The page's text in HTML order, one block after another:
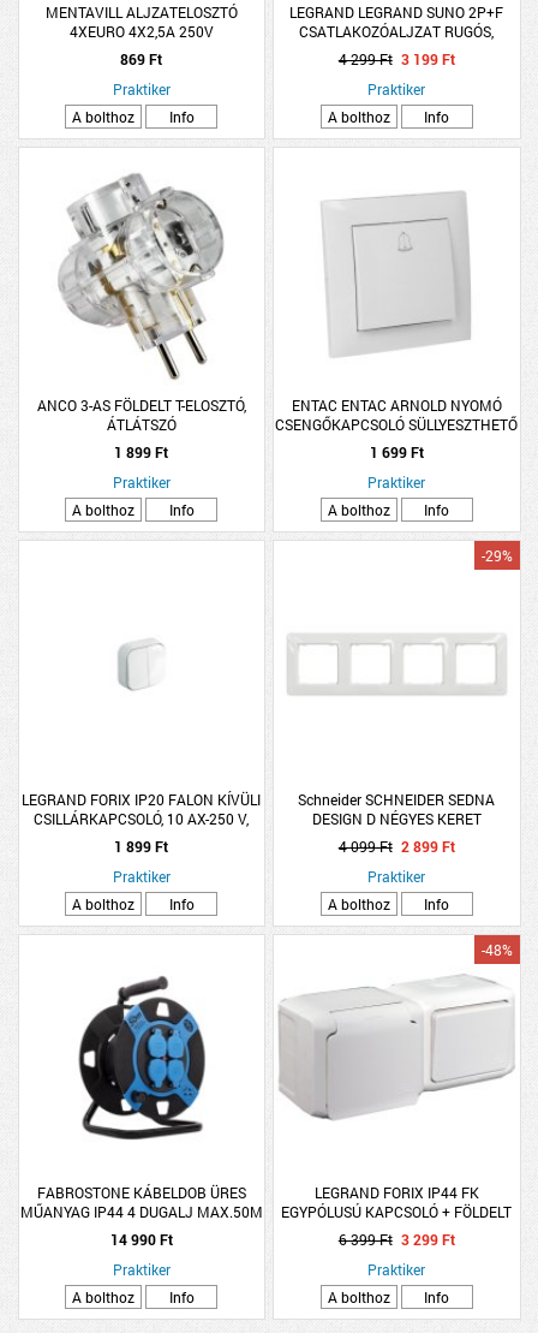
MENTAVILL ALJZATELOSZTÓ
4XEURO 4X2,5A 250V
869 Ft
Praktiker
A bolthoz
Info
LEGRAND LEGRAND SUNO 2P+F
CSATLAKOZÓALJZAT RUGÓS,
BIZTONSÁGI ZSALUVAL,
CSAPÓFEDÉLLEL IP21, FEKETE
4 299 Ft 3 199 Ft
Praktiker
A bolthoz
Info
ANCO 3-AS FÖLDELT T-ELOSZTÓ,
ÁTLÁTSZÓ
1 899 Ft
Praktiker
A bolthoz
Info
ENTAC ENTAC ARNOLD NYOMÓ
CSENGŐKAPCSOLÓ SÜLLYESZTHETŐ
10A IP20 FEHÉR
1 699 Ft
Praktiker
A bolthoz
Info
LEGRAND FORIX IP20 FALON KÍVÜLI
CSILLÁRKAPCSOLÓ, 10 AX-250 V,
FEHÉR
1 899 Ft
Praktiker
A bolthoz
Info
Schneider SCHNEIDER SEDNA
DESIGN D NÉGYES KERET
UNIVERZÁLIS FEHÉR
-29%
4 099 Ft 2 899 Ft
Praktiker
A bolthoz
Info
FABROSTONE KÁBELDOB ÜRES
MŰANYAG IP44 4 DUGALJ MAX.50M
KÁBELHEZ (303799)
14 990 Ft
Praktiker
A bolthoz
Info
LEGRAND FORIX IP44 FK
EGYPÓLUSÚ KAPCSOLÓ + FÖLDELT
AJZAT FEHÉR 16A 250V
-48%
6 399 Ft 3 299 Ft
Praktiker
A bolthoz
Info